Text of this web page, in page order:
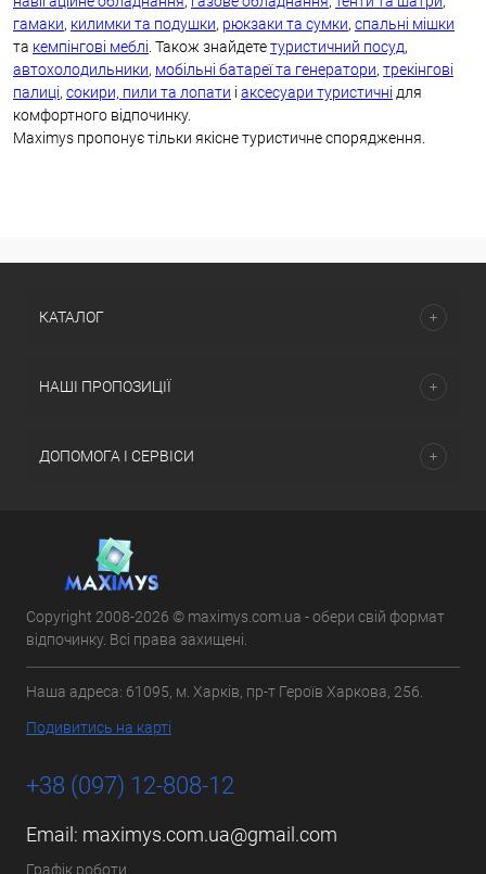
гамаки, килимки та подушки, рюкзаки та сумки, спальні мішки
та кемпінгові меблі . Також знайдететуристичний посуд,
автохолодильники, мобільні батареї та генератори, трекінгові
палиці, сокири, пили та лопати і аксесуари туристичні для
комфортного відпочинку.
Maximys пропонує тільки якісне туристичне спорядження.
КАТАЛОГ
НАШІ ПРОПОЗИЦІЇ
ДОПОМОГА І СЕРВІСИ
Copyright 2008-2026 © maximys.com.ua - обери свій формат
відпочинку. Всі права захищені.
Наша адреса: 61095, м. Харків, пр-т Героїв Харкова, 256.
Подивитись на карті
+38 (097) 12-808-12
Email: maximys.com.ua@gmail.com
Графік роботи